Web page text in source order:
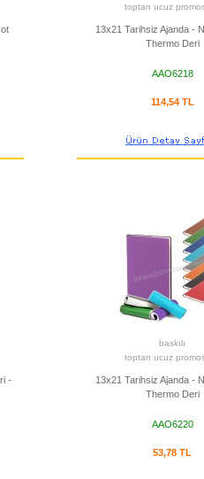
toptan ucuz
13x21 Tarihsiz Ajanda -
Thermo Deri
AAO6218
114,54 TL
-
baskılı
toptan ucuz
13x21 Tarihsiz Ajanda -
Thermo Deri
AAO6220
53,78 TL